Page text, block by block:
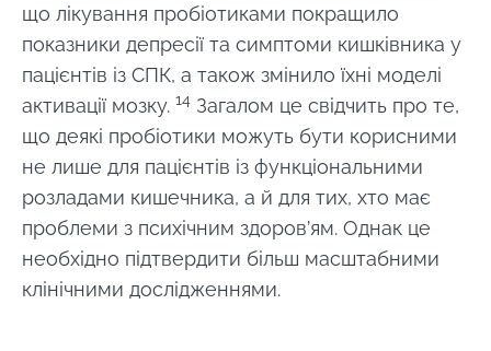
що лікування пробіотиками покращило
показники депресії та симптоми кишківника у
пацієнтів із СПК, а також змінило їхні моделі
активації мозку. 14 Загалом це свідчить про те,
що деякі пробіотики можуть бути корисними
не лише для пацієнтів із функціональними
розладами кишечника, а й для тих, хто має
проблеми з психічним здоров’ям. Однак це
необхідно підтвердити більш масштабними
клінічними дослідженнями.